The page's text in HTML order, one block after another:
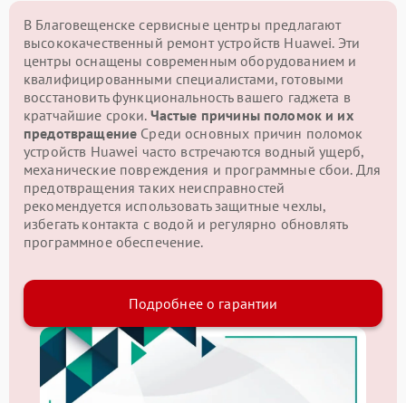
В Благовещенске сервисные центры предлагают
высококачественный ремонт устройств Huawei. Эти
центры оснащены современным оборудованием и
квалифицированными специалистами, готовыми
восстановить функциональность вашего гаджета в
кратчайшие сроки. Частые причины поломок и их
предотвращение Среди основных причин поломок
устройств Huawei часто встречаются водный ущерб,
механические повреждения и программные сбои. Для
предотвращения таких неисправностей
рекомендуется использовать защитные чехлы,
избегать контакта с водой и регулярно обновлять
программное обеспечение.
Подробнее о гарантии